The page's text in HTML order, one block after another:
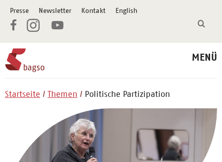
Presse Newsletter Kontakt English
MENÜ
Startseite Themen Politische Partizipation